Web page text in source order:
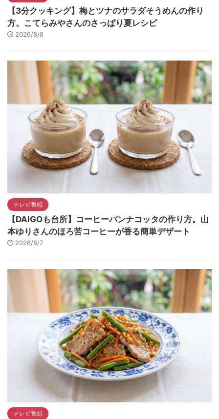
【3分クッキング】梅とツナのサラダそうめんの作り
方。こてらみやさんのさっぱり夏レシピ
2026/8/8
テレビ番組
【DAIGOも台所】コーヒーパンナコッタの作り方。山
本ゆりさんのほろ苦コーヒーが香る簡単デザート
2026/8/7
テレビ番組